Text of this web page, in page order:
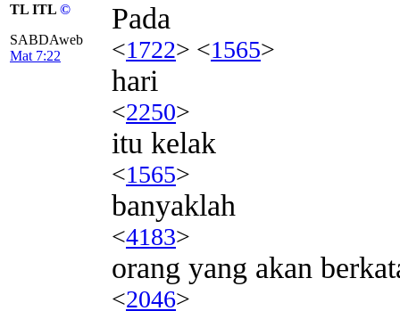
TL ITL ©
SABDAweb
Mat 7:22
Pada
<1722> <1565>
hari
<2250>
itu kelak
<1565>
banyaklah
<4183>
orang yang akan
<2046>